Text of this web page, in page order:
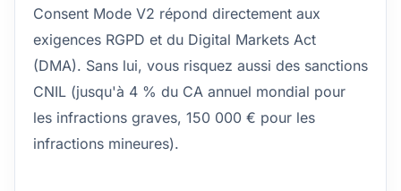
Consent Mode V2 répond directement aux
exigences RGPD et du Digital Markets Act
(DMA). Sans lui, vous risquez aussi des sanctions
CNIL (jusqu'à 4 % du CA annuel mondial pour
les infractions graves, 150 000 € pour les
infractions mineures).